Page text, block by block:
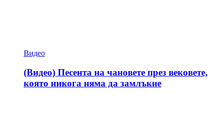
Видео
(Видео) Песента на чановете през вековете,
която никога няма да замлъкне